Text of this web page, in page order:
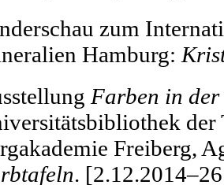
zum
Hamburg:
Farben in der
der
Freiberg,
.